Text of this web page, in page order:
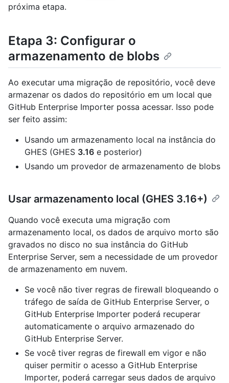
próxima etapa.
Etapa 3: Configurar o
armazenamento de blobs
Ao executar uma migração de repositório, você deve
armazenar os dados do repositório em um local que
GitHub Enterprise Importer possa acessar. Isso pode
ser feito assim:
Usando um armazenamento local na instância do
GHES (GHES 3.16 e posterior)
Usando um provedor de armazenamento de blobs
Usar armazenamento local (GHES 3.16+)
Quando você executa uma migração com
armazenamento local, os dados de arquivo morto são
gravados no disco no sua instância do GitHub
Enterprise Server, sem a necessidade de um provedor
de armazenamento em nuvem.
Se você não tiver regras de firewall bloqueando o
tráfego de saída de GitHub Enterprise Server, o
GitHub Enterprise Importer poderá recuperar
automaticamente o arquivo armazenado do
GitHub Enterprise Server.
Se você tiver regras de firewall em vigor e não
quiser permitir o acesso a GitHub Enterprise
Importer, poderá carregar seus dados de arquivo